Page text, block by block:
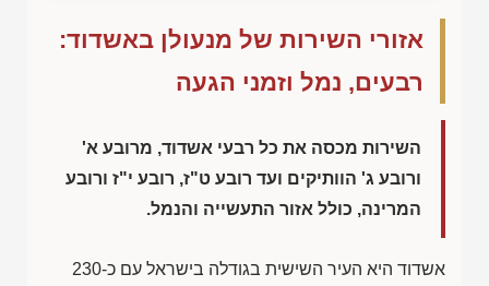
אזורי השירות של מנעולן באשדוד:
רבעים, נמל וזמני הגעה
השירות מכסה את כל רבעי אשדוד, מרובע א'
ורובע ג' הוותיקים ועד רובע ט"ז, רובע י"ז ורובע
המרינה, כולל אזור התעשייה והנמל.
אשדוד היא העיר השישית בגודלה בישראל עם כ-230